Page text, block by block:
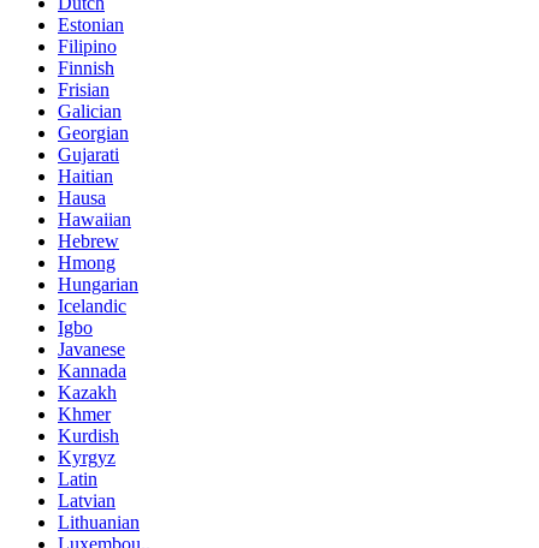
Estonian
Filipino
Finnish
Frisian
Galician
Georgian
Gujarati
Haitian
Hausa
Hawaiian
Hebrew
Hmong
Hungarian
Icelandic
Igbo
Javanese
Kannada
Kazakh
Khmer
Kurdish
Kyrgyz
Latin
Latvian
Lithuanian